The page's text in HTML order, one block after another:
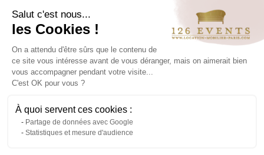
contact@126events.com
00 331 484 300 00
00 33 148 430 190
126 avenue du Général Leclerc
93500 Pantin
Copyright ©2024 All rights reserved.
Salut c'est nous...
les Cookies !
On a attendu d'être sûrs que le contenu de
ce site vous intéresse avant de vous déranger, mais on aimerait bien
vous accompagner pendant votre visite...
C'est OK pour vous ?
À quoi servent ces cookies :
Partage de données avec Google
Statistiques et mesure d'audience